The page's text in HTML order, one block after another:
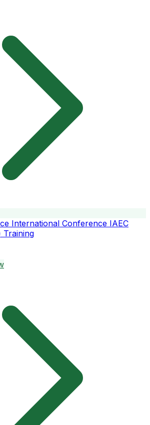
International Conference IAEC
Training